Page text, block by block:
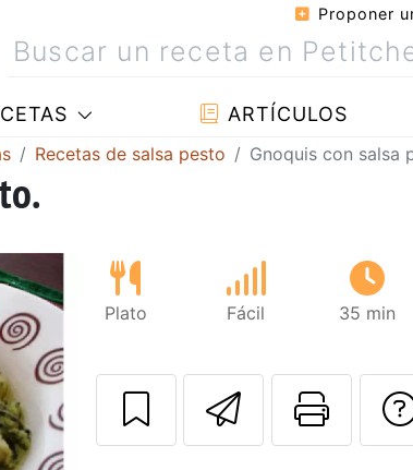
Proponer
ARTÍCULOS
Recetas de salsa pesto Gnoquis con salsa
Plato Fácil 35 min
Enviar